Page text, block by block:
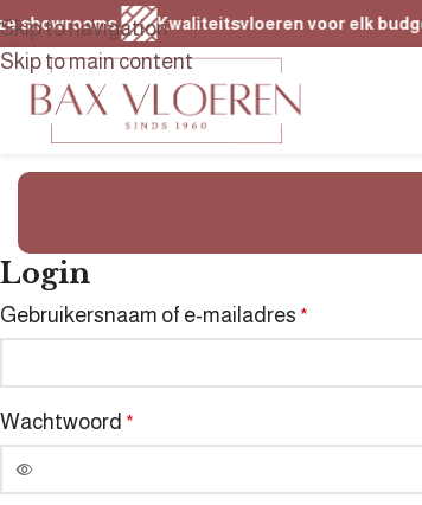
Skip to navigation
Skip to main content
Kwaliteitsvloeren voor elk budget.
Login
Gebruikersnaam of e-mailadres *
Wachtwoord *